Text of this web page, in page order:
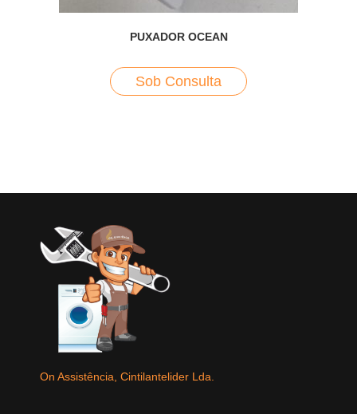
PUXADOR OCEAN
Sob Consulta
On Assistência, Cintilantelider Lda.